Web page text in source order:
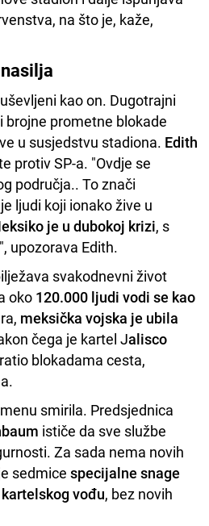
na što je, kaže,
kao on. Dugotrajni
brojne prometne blokade
u susjedstvu stadiona. Edith
protiv SP-a. "Ovdje se
područja.. To znači
ljudi koji ionako žive u
je u dubokoj krizi, s
upozorava Edith.
svakodnevni život
oko 120.000 ljudi vodi se kao
meksička vojska je ubila
čega je kartel Jalisco
blokadama cesta,
smirila. Predsjednica
ističe da sve službe
Za sada nema novih
sedmice specijalne snage
vođu, bez novih